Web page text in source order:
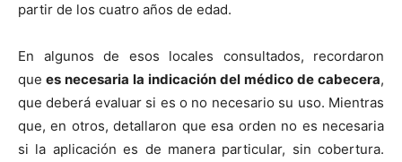
partir de los cuatro años de edad.
En algunos de esos locales consultados, recordaron
que es necesaria la indicación del médico de cabecera,
que deberá evaluar si es o no necesario su uso. Mientras
que, en otros, detallaron que esa orden no es necesaria
si la aplicación es de manera particular, sin cobertura.